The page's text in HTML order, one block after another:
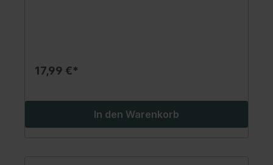
17,99 €*
In den Warenkorb